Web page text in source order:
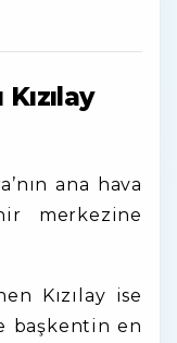
ana hava
merkezine
Kızılay ise
başkentin en